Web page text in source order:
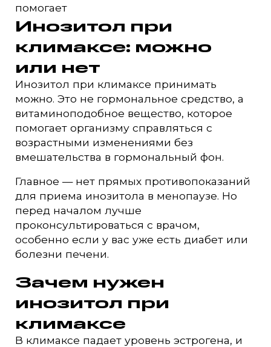
помогает
Инозитол при
климаксе: можно
или нет
Инозитол при климаксе принимать
можно. Это не гормональное средство, а
витаминоподобное вещество, которое
помогает организму справляться с
возрастными изменениями без
вмешательства в гормональный фон.
Главное — нет прямых противопоказаний
для приема инозитола в менопаузе. Но
перед началом лучше
проконсультироваться с врачом,
особенно если у вас уже есть диабет или
болезни печени.
Зачем нужен
инозитол при
климаксе
В климаксе падает уровень эстрогена, и